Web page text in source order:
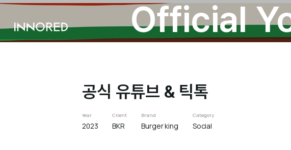
INNORED Official
공식 유튜브 & 틱톡
Year
2023
Client
BKR
Brand
Burger king
Category
Social